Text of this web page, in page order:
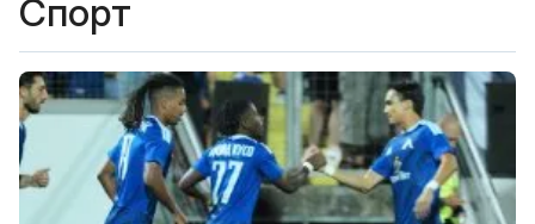
Спорт